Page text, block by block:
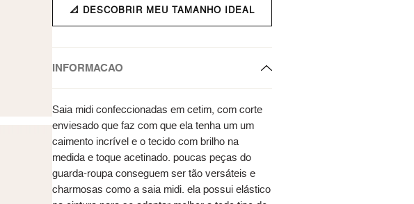
📐 DESCOBRIR MEU TAMANHO IDEAL
INFORMACAO
Saia midi confeccionadas em cetim, com corte
enviesado que faz com que ela tenha um um
caimento incrível e o tecido com brilho na
medida e toque acetinado. poucas peças do
guarda-roupa conseguem ser tão versáteis e
charmosas como a saia midi. ela possui elástico